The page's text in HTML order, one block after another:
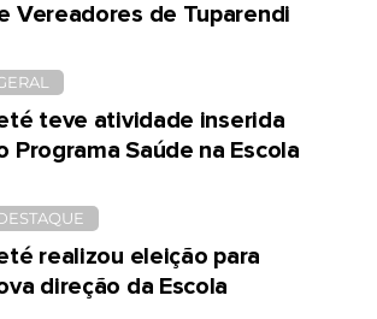
Vereadores de Tuparendi
teve atividade inserida
Programa Saúde na Escola
realizou eleição para
direção da Escola